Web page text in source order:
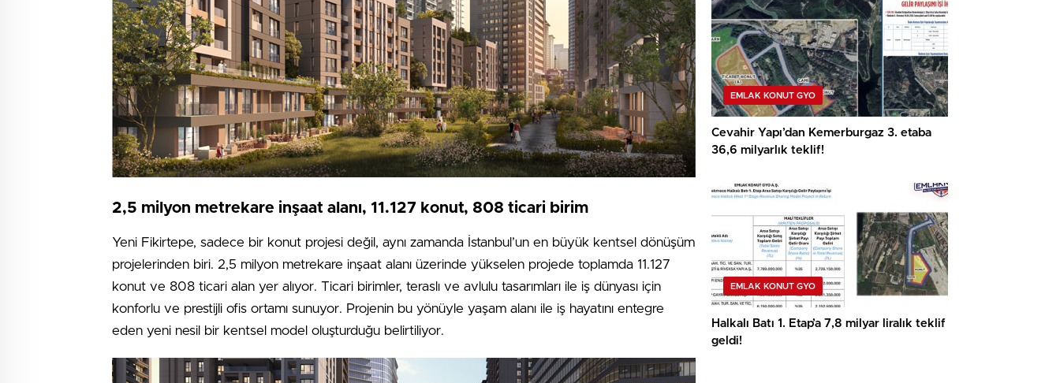
2,5 milyon metrekare inşaat alanı, 11.127 konut, 808 ticari birim
Yeni Fikirtepe, sadece bir konut projesi değil, aynı zamanda İstanbul’un en büyük kentsel dönüşüm
projelerinden biri. 2,5 milyon metrekare inşaat alanı üzerinde yükselen projede toplamda 11.127
konut ve 808 ticari alan yer alıyor. Ticari birimler, teraslı ve avlulu tasarımları ile iş dünyası için
konforlu ve prestijli ofis ortamı sunuyor. Projenin bu yönüyle yaşam alanı ile iş hayatını entegre
eden yeni nesil bir kentsel model oluşturduğu belirtiliyor.
EMLAK KONUT GYO
Cevahir Yapı’dan Kemerburgaz 3. etaba
36,6 milyarlık teklif!
EMLAK KONUT GYO
Halkalı Batı 1. Etap’a 7,8 milyar liralık teklif
geldi!